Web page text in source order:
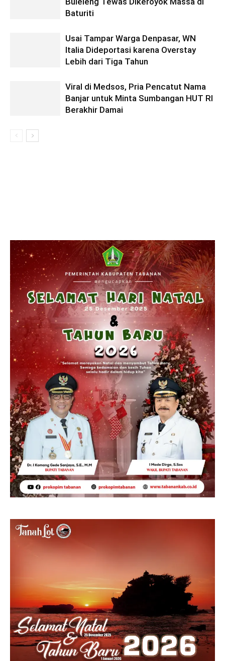
Baturiti
Usai Tampar Warga Denpasar, WN
Italia Dideportasi karena Overstay
Lebih dari Tiga Tahun
Viral di Medsos, Pria Pencatut Nama
Banjar untuk Minta Sumbangan HUT RI
Berakhir Damai